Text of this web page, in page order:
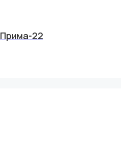
Прима-22